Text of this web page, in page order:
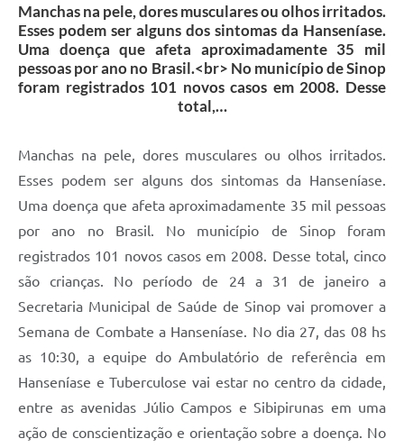
Manchas na pele, dores musculares ou olhos irritados.
Esses podem ser alguns dos sintomas da Hanseníase.
Uma doença que afeta aproximadamente 35 mil
pessoas por ano no Brasil.<br> No município de Sinop
foram registrados 101 novos casos em 2008. Desse
total,…
Manchas na pele, dores musculares ou olhos irritados.
Esses podem ser alguns dos sintomas da Hanseníase.
Uma doença que afeta aproximadamente 35 mil pessoas
por ano no Brasil. No município de Sinop foram
registrados 101 novos casos em 2008. Desse total, cinco
são crianças. No período de 24 a 31 de janeiro a
Secretaria Municipal de Saúde de Sinop vai promover a
Semana de Combate a Hanseníase. No dia 27, das 08 hs
as 10:30, a equipe do Ambulatório de referência em
Hanseníase e Tuberculose vai estar no centro da cidade,
entre as avenidas Júlio Campos e Sibipirunas em uma
ação de conscientização e orientação sobre a doença. No